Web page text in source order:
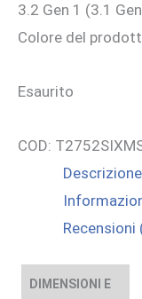
3.2 Gen 1 (3.1
Colore del
Esaurito
COD:
Descrizione
Recensioni
DIMENSIONI E